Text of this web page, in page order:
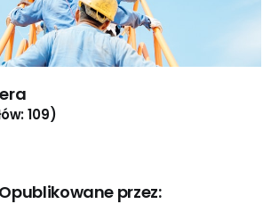
109)
Opublikowane przez: